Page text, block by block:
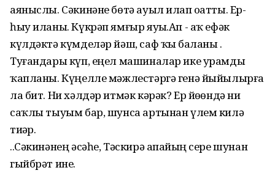
аяныслы. Сәкинәне бөтә ауыл илап оҙатты. Ер-
һыу иланы. Күкрәп ямғыр яуҙы.Ап - аҡ ефәк
күлдәктә күмделәр йәш, саф ҡыҙ баланы .
Туғандары күп, еңел машиналар ике урамды
ҡапланы. Күңелле мәжлестәргә генә йыйылырға
ла бит. Ни хәлдәр итмәк кәрәк? Ер йөҙөндә ни
саҡлы тыуым бар, шунса артынан үлем килә
тиҙәр.
..Сәкинәнең әсәһе, Тәскирә апайҙың сере шунан
гыйбрәт ине.